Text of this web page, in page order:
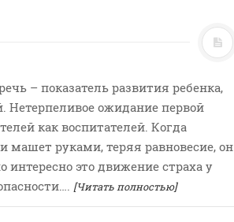
– показатель развития ребенка,
ожидание первой
как воспитателей. Когда
машет руками, теряя равновесие, он
интересно это движение страха у
[Читать полностью]